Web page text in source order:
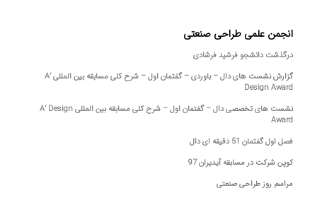
انجمن علمی طراحی صنعتی
درگذشت دانشجو فرشید فرشادی
گزارش نشست های دال – باوردی – گفتمان اول – شرح کلی مسابقه بین المللی A’
Design Award
نشست های تخصصی دال – گفتمان اول – شرح کلی مسابقه بین المللی A’ Design
Award
فصل اول گفتمان 51 دقیقه ای دال
کوپن شرکت در مسابقه آیدیران 97
مراسم روز طراحی صنعتی